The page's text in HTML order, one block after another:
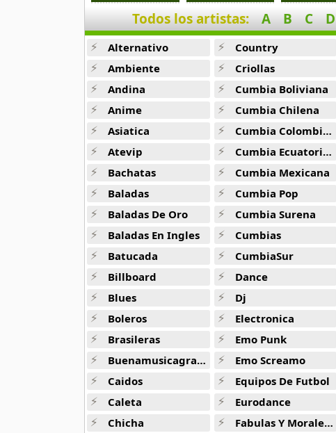
Romantic Panpipe
17 músicas online
Rumillajta
5 músicas online
Sanctuary Serenity
Sonido De Los Andes
72 músicas online
12 músicas online
Sortileges Andes
11 músicas online
The Best Instrumental
15 músicas online
The City Champs
10 músicas online
8 músicas online
Todos los artistas: A B C D
Alternativo
Ambiente
Andina
Anime
Asiatica
Atevip
Bachatas
Baladas
Baladas De Oro
Baladas En Ingles
Batucada
Billboard
Blues
Boleros
Brasileras
Buenamusicagratis
Caidos
Caleta
Chicha
Country
Criollas
Cumbia Boliviana
Cumbia Chilena
Cumbia Colombiana
Cumbia Ecuatoriana
Cumbia Mexicana
Cumbia Pop
Cumbia Surena
Cumbias
CumbiaSur
Dance
Dj
Electronica
Emo Punk
Emo Screamo
Equipos De Futbol
Eurodance
Fabulas Y Moralejas